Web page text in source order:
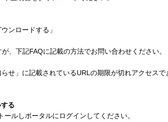
ンロードする」
下記FAQに記載の方法でお問い合わせください。
」に記載されているURLの期限が切れアクセスで
る
ルしポータルにログインしてください。